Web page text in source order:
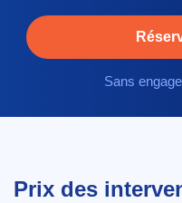
Sans
Prix des